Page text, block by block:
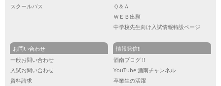
スクールバス
Ｑ＆Ａ
ＷＥＢ出願
中学校先生向け入試情報特設ページ
お問い合わせ
一般お問い合わせ
入試お問い合わせ
資料請求
情報発信!!
酒南ブログ !!
YouTube 酒南チャンネル
卒業生の活躍